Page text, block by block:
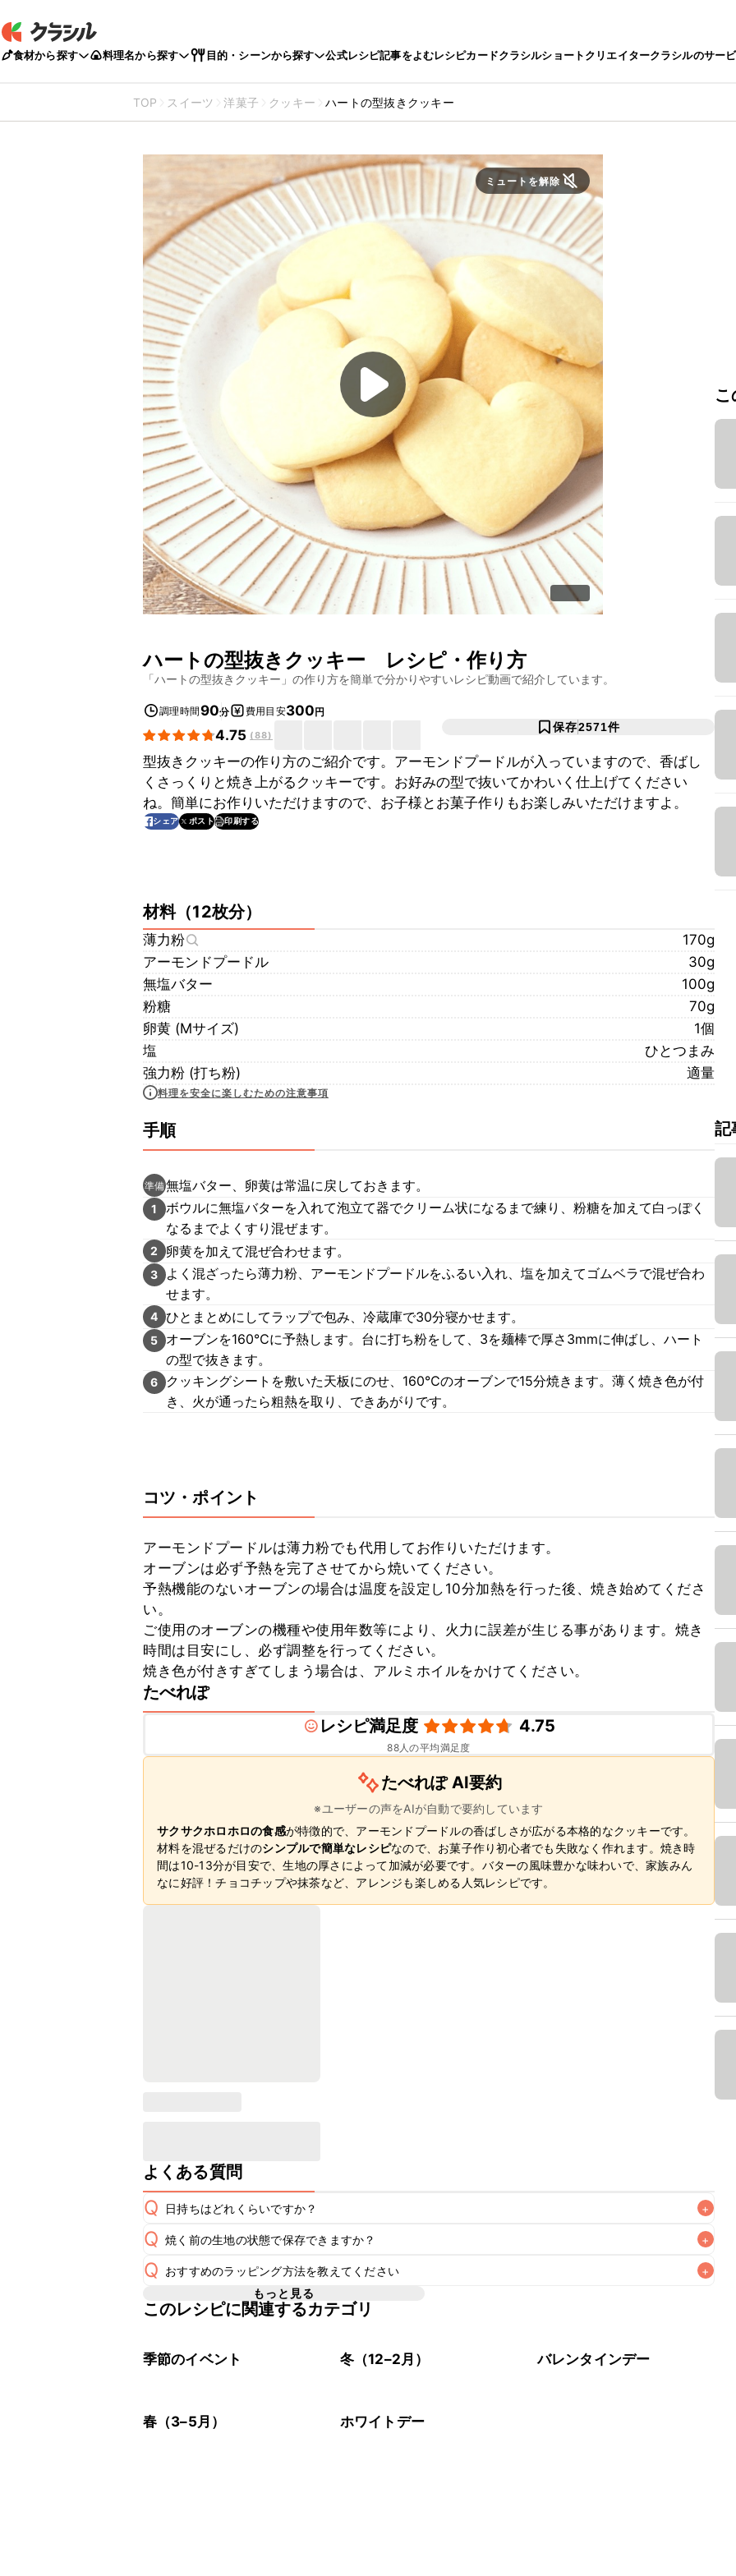
食材から探す 料理名から探す 目的・シーンから探す 公式レシピ記事をよむレシピカードクラシルショートクリエイタークラシルのサー
TOP スイーツ 洋菓子 クッキー ハートの型抜きクッキー
ミュートを解除
ハートの型抜きクッキー レシピ・作り方
「ハートの型抜きクッキー 」の作り方を簡単で分かりやすいレシピ動画で紹介しています。
調理時間90分 費用目安300円
4.75 (88)
保存2571件
型抜きクッキーの作り方のご紹介です。アーモンドプードルが入っていますので、香ばし
くさっくりと焼き上がるクッキーです。お好みの型で抜いてかわいく仕上げてください
ね。簡単にお作りいただけますので、お子様とお菓子作りもお楽しみいただけますよ。
シェア ポスト 印刷する
材料（12枚分）
薄力粉
170g
アーモンドプードル
30g
無塩バター
100g
粉糖
70g
卵黄 (Mサイズ)
1個
塩
ひとつまみ
強力粉 (打ち粉)
適量
料理を安全に楽しむための注意事項
手順
準備無塩バター、卵黄は常温に戻しておきます。
1
ボウルに無塩バターを入れて泡立て器でクリーム状になるまで練り、粉糖を加えて白っぽく
なるまでよくすり混ぜます。
2 卵黄を加えて混ぜ合わせます。
3
よく混ざったら薄力粉、アーモンドプードルをふるい入れ、塩を加えてゴムベラで混ぜ合わ
せます。
4 ひとまとめにしてラップで包み、冷蔵庫で30分寝かせます。
5
オーブンを160℃に予熱します。台に打ち粉をして、3を麺棒で厚さ3mmに伸ばし、ハート
の型で抜きます。
6
クッキングシートを敷いた天板にのせ、160℃のオーブンで15分焼きます。薄く焼き色が付
き、火が通ったら粗熱を取り、できあがりです。
コツ・ポイント
アーモンドプードルは薄力粉でも代用してお作りいただけます。
オーブンは必ず予熱を完了させてから焼いてください。
予熱機能のないオーブンの場合は温度を設定し10分加熱を行った後、焼き始めてくださ
い。
ご使用のオーブンの機種や使用年数等により、火力に誤差が生じる事があります。焼き
時間は目安にし、必ず調整を行ってください。
焼き色が付きすぎてしまう場合は、アルミホイルをかけてください。
たべれぽ
レシピ満足度
4.75
88人の平均満足度
たべれぽ AI要約
※ユーザーの声をAIが自動で要約しています
サクサクホロホロの食感が特徴的で、アーモンドプードルの香ばしさが広がる本格的なクッキーです。
材料を混ぜるだけのシンプルで簡単なレシピなので、お菓子作り初心者でも失敗なく作れます。焼き時
間は10-13分が目安で、生地の厚さによって加減が必要です。バターの風味豊かな味わいで、家族みん
なに好評！チョコチップや抹茶など、アレンジも楽しめる人気レシピです。
よくある質問
Q 日持ちはどれくらいですか？ +
A
保存期間は常温で2~3日が目安です。なるべくお早めにお召し上がりください。
※日持ちは目安です。 こちら
Q 焼く前の生地の状態で保存できますか？ +
A
焼く前の生地の保存期間は冷蔵で当日中、冷凍で1週間が目安です。冷凍保存した場合は冷蔵庫で解
Q おすすめのラッピング方法を教えてください +
A こちら
もっと見る
このレシピに関連するカテゴリ
季節のイベント 冬（12–2月） バレンタインデー
春（3–5月） ホワイトデー
記